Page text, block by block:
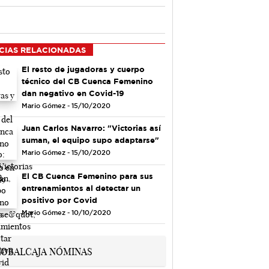
RELACIONADAS
El resto de jugadoras y cuerpo
técnico del CB Cuenca Femenino
dan negativo en Covid-19
Mario Gómez - 15/10/2020
Juan Carlos Navarro: "Victorias así
suman, el equipo supo adaptarse"
Mario Gómez - 15/10/2020
El CB Cuenca Femenino para sus
entrenamientos al detectar un
positivo por Covid
Mario Gómez - 10/10/2020